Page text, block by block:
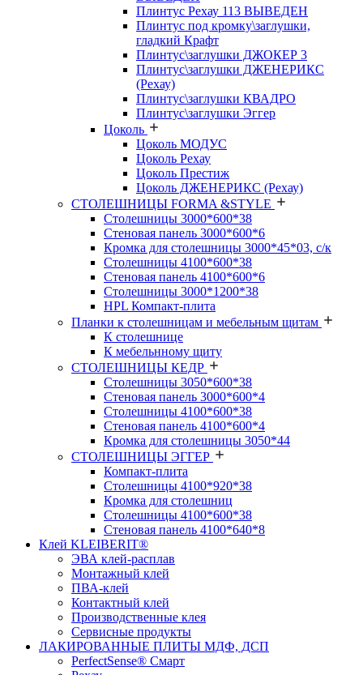
Плинтус Рехау 113 ВЫВЕДЕН
Плинтус под кромку\заглушки,
гладкий Крафт
Плинтус\заглушки ДЖОКЕР 3
Плинтус\заглушки ДЖЕНЕРИКС
(Рехау)
Плинтус\заглушки КВАДРО
Плинтус\заглушки Эггер
Цоколь
Цоколь МОДУС
Цоколь Рехау
Цоколь Престиж
Цоколь ДЖЕНЕРИКС (Рехау)
СТОЛЕШНИЦЫ FORMA &STYLE
Столешницы 3000*600*38
Стеновая панель 3000*600*6
Кромка для столешницы 3000*45*03, с/к
Столешницы 4100*600*38
Стеновая панель 4100*600*6
Столешницы 3000*1200*38
HPL Компакт-плита
Планки к столешницам и мебельным щитам
К столешнице
К мебельнному щиту
СТОЛЕШНИЦЫ КЕДР
Столешницы 3050*600*38
Стеновая панель 3000*600*4
Столешницы 4100*600*38
Стеновая панель 4100*600*4
Кромка для столешницы 3050*44
СТОЛЕШНИЦЫ ЭГГЕР
Компакт-плита
Столешницы 4100*920*38
Кромка для столешниц
Столешницы 4100*600*38
Стеновая панель 4100*640*8
Клей KLEIBERIT®
ЭВА клей-расплав
Монтажный клей
ПВА-клей
Контактный клей
Производственные клея
Сервисные продукты
ЛАКИРОВАННЫЕ ПЛИТЫ МДФ, ДСП
PerfectSense® Смарт